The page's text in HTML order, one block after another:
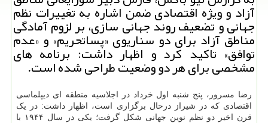
آزاد و ویژه اقتصادی ضمن اشاره به تغییرات نظم
جهانی و تضعیف روند جهانی سازی، بر لزوم آمادگی
مناطق آزاد برای دو سناریوی «پساتحریم» و «عدم
توافق» تاکید کرد و اظهار داشت: برنامه های
مشخصی برای هر دو وضعیت طراحی شده است.
رضا مسرور، پنج شنبه اول خرداد در اجلاسیه منطقه ای دیپلماسی
اقتصادی که در شیراز درحال برگزاری است، اظهار داشت: در یک
قرن اخیر دو نظم نوین جهانی شکل گرفت؛ یکی در سال ۱۹۴۴ با